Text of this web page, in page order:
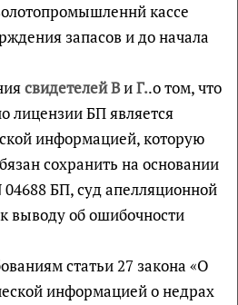
кассе
запасов и до начала
свидетелей ВиГ..о том, что
лицензии БП является
информацией, которую
сохранить на основании
БП, суд апелляционной
выводу об ошибочности
статьи 27 закона «О
информацией о недрах